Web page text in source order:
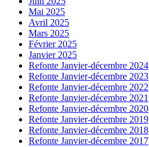
Mai 2025
Avril 2025
Mars 2025
Février 2025
Janvier 2025
Refonte Janvier-décembre 2024
Refonte Janvier-décembre 2023
Refonte Janvier-décembre 2022
Refonte Janvier-décembre 2021
Refonte Janvier-décembre 2020
Refonte Janvier-décembre 2019
Refonte Janvier-décembre 2018
Refonte Janvier-décembre 2017